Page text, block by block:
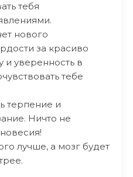
тебя
нового
за красиво
и уверенность в
тебе
терпение и
Ничто не
лучше, а мозг будет